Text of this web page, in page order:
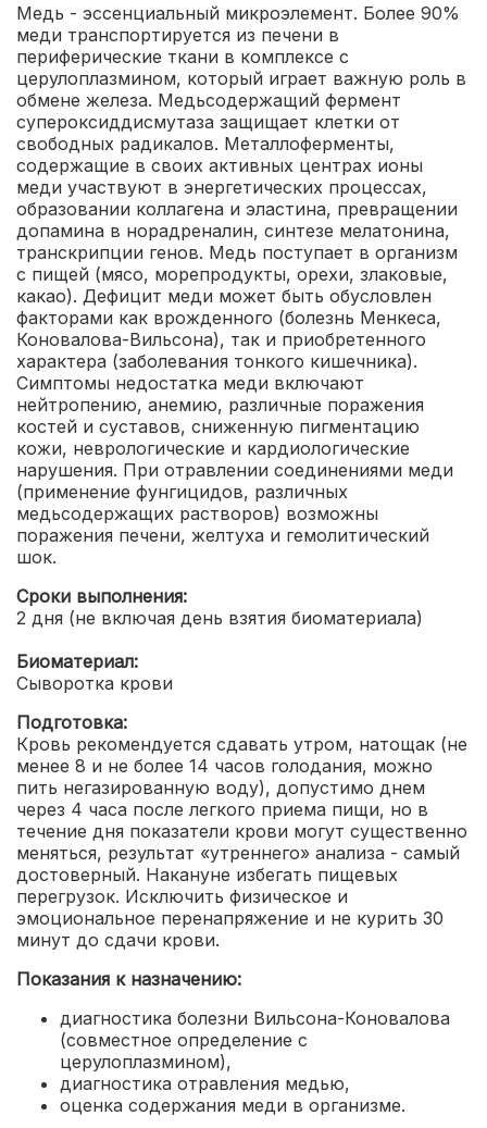
Медь - эссенциальный микроэлемент. Более 90%
меди транспортируется из печени в
периферические ткани в комплексе с
церулоплазмином, который играет важную роль в
обмене железа. Медьсодержащий фермент
супероксиддисмутаза защищает клетки от
свободных радикалов. Металлоферменты,
содержащие в своих активных центрах ионы
меди участвуют в энергетических процессах,
образовании коллагена и эластина, превращении
допамина в норадреналин, синтезе мелатонина,
транскрипции генов. Медь поступает в организм
с пищей (мясо, морепродукты, орехи, злаковые,
какао). Дефицит меди может быть обусловлен
факторами как врожденного (болезнь Менкеса,
Коновалова-Вильсона), так и приобретенного
характера (заболевания тонкого кишечника).
Симптомы недостатка меди включают
нейтропению, анемию, различные поражения
костей и суставов, сниженную пигментацию
кожи, неврологические и кардиологические
нарушения. При отравлении соединениями меди
(применение фунгицидов, различных
медьсодержащих растворов) возможны
поражения печени, желтуха и гемолитический
шок.
Сроки выполнения:
2 дня (не включая день взятия биоматериала)
Биоматериал:
Сыворотка крови
Подготовка:
Кровь рекомендуется сдавать утром, натощак (не
менее 8 и не более 14 часов голодания, можно
пить негазированную воду), допустимо днем
через 4 часа после легкого приема пищи, но в
течение дня показатели крови могут существенно
меняться, результат «утреннего» анализа - самый
достоверный. Накануне избегать пищевых
перегрузок. Исключить физическое и
эмоциональное перенапряжение и не курить 30
минут до сдачи крови.
Показания к назначению:
диагностика болезни Вильсона-Коновалова
(совместное определение с
церулоплазмином),
диагностика отравления медью,
оценка содержания меди в организме.